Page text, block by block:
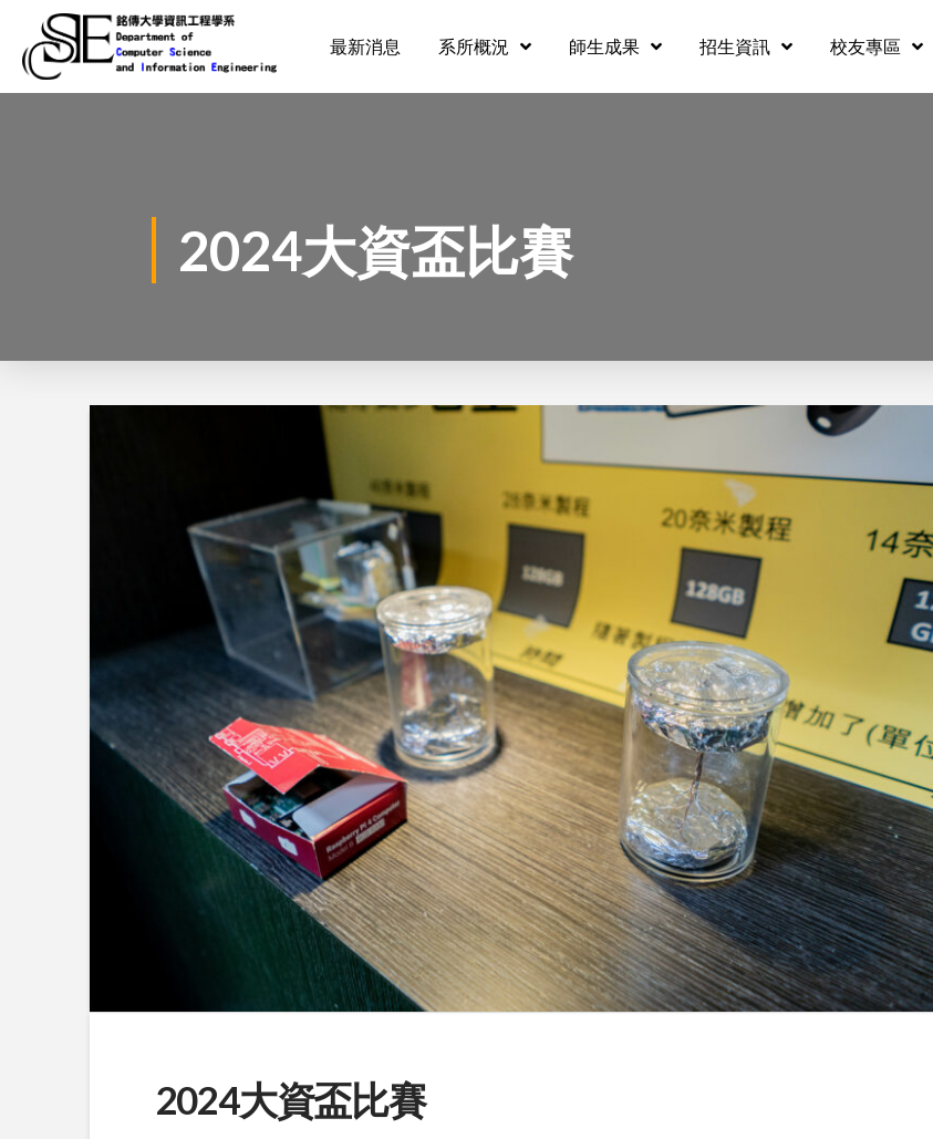
最新消息 系所概況 師生成果 招生資訊 校友專區
2024大資盃比賽
2024大資盃比賽